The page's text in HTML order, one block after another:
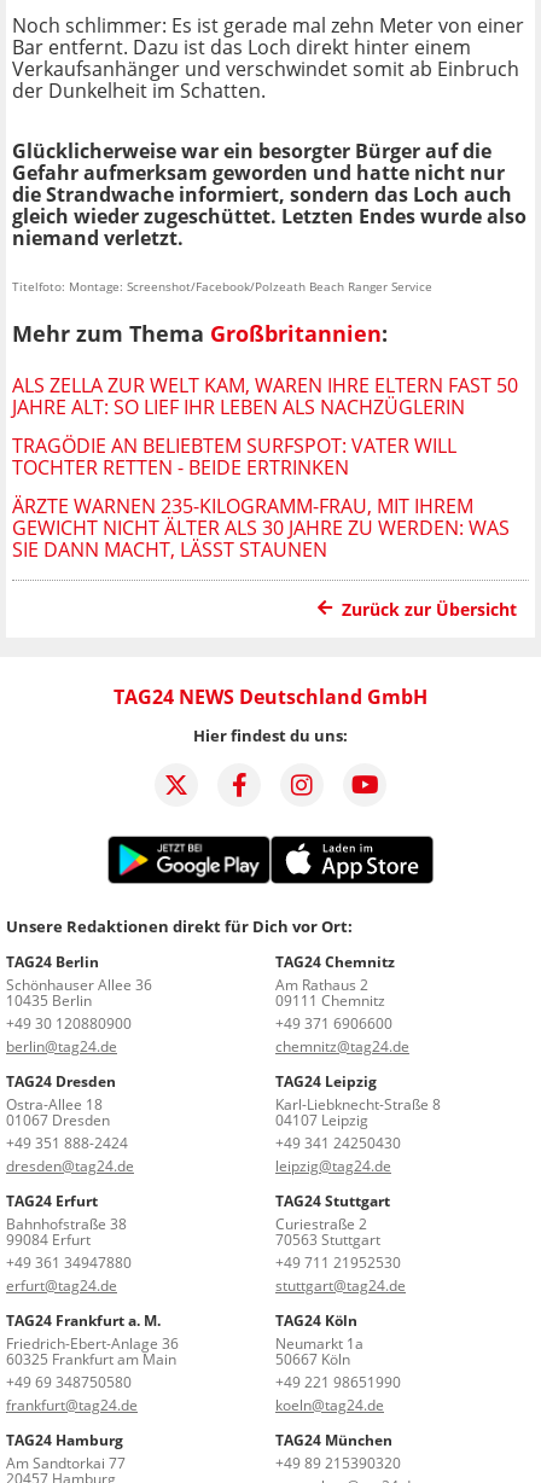
Noch schlimmer: Es ist gerade mal zehn Meter von einer
Bar entfernt. Dazu ist das Loch direkt hinter einem
Verkaufsanhänger und verschwindet somit ab Einbruch
der Dunkelheit im Schatten.
Glücklicherweise war ein besorgter Bürger auf die
Gefahr aufmerksam geworden und hatte nicht nur
die Strandwache informiert, sondern das Loch auch
gleich wieder zugeschüttet. Letzten Endes wurde also
niemand verletzt.
Titelfoto: Montage: Screenshot/Facebook/Polzeath Beach Ranger Service
Mehr zum Thema Großbritannien:
ALS ZELLA ZUR WELT KAM, WAREN IHRE ELTERN FAST 50
JAHRE ALT: SO LIEF IHR LEBEN ALS NACHZÜGLERIN
TRAGÖDIE AN BELIEBTEM SURFSPOT: VATER WILL
TOCHTER RETTEN - BEIDE ERTRINKEN
ÄRZTE WARNEN 235-KILOGRAMM-FRAU, MIT IHREM
GEWICHT NICHT ÄLTER ALS 30 JAHRE ZU WERDEN: WAS
SIE DANN MACHT, LÄSST STAUNEN
Zurück zur Übersicht
TAG24 NEWS Deutschland GmbH
Hier findest du uns:
Unsere Redaktionen direkt für Dich vor Ort:
TAG24 Berlin
Schönhauser Allee 36
10435 Berlin
+49 30 120880900
berlin@tag24.de
TAG24 Chemnitz
Am Rathaus 2
09111 Chemnitz
+49 371 6906600
chemnitz@tag24.de
TAG24 Dresden
Ostra-Allee 18
01067 Dresden
+49 351 888-2424
dresden@tag24.de
TAG24 Leipzig
Karl-Liebknecht-Straße 8
04107 Leipzig
+49 341 24250430
leipzig@tag24.de
TAG24 Erfurt
Bahnhofstraße 38
99084 Erfurt
+49 361 34947880
erfurt@tag24.de
TAG24 Stuttgart
Curiestraße 2
70563 Stuttgart
+49 711 21952530
stuttgart@tag24.de
TAG24 Frankfurt a. M.
Friedrich-Ebert-Anlage 36
60325 Frankfurt am Main
+49 69 348750580
frankfurt@tag24.de
TAG24 Köln
Neumarkt 1a
50667 Köln
+49 221 98651990
koeln@tag24.de
TAG24 Hamburg
Am Sandtorkai 77
20457 Hamburg
TAG24 München
+49 89 215390320